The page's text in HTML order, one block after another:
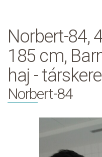
Norbert-84,
185 cm,
haj -
Norbert-84